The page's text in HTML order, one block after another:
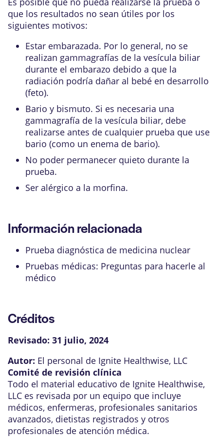
que los resultados no sean útiles por los
siguientes motivos:
Estar embarazada. Por lo general, no se
realizan gammagrafías de la vesícula biliar
durante el embarazo debido a que la
radiación podría dañar al bebé en desarrollo
(feto).
Bario y bismuto. Si es necesaria una
gammagrafía de la vesícula biliar, debe
realizarse antes de cualquier prueba que use
bario (como un enema de bario).
No poder permanecer quieto durante la
prueba.
Ser alérgico a la morfina.
Información relacionada
Prueba diagnóstica de medicina nuclear
Pruebas médicas: Preguntas para hacerle al
médico
Créditos
Revisado: 31 julio, 2024
Autor: El personal de Ignite Healthwise, LLC
Comité de revisión clínica
Todo el material educativo de Ignite Healthwise,
LLC es revisada por un equipo que incluye
médicos, enfermeras, profesionales sanitarios
avanzados, dietistas registrados y otros
profesionales de atención médica.